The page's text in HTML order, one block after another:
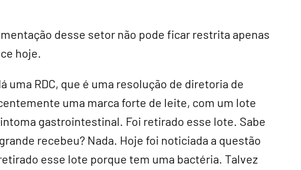
desse setor não pode ficar restrita apenas
hoje.
uma RDC, que é uma resolução de diretoria de
uma marca forte de leite, com um lote
gastrointestinal. Foi retirado esse lote. Sabe
recebeu? Nada. Hoje foi noticiada a questão
esse lote porque tem uma bactéria. Talvez